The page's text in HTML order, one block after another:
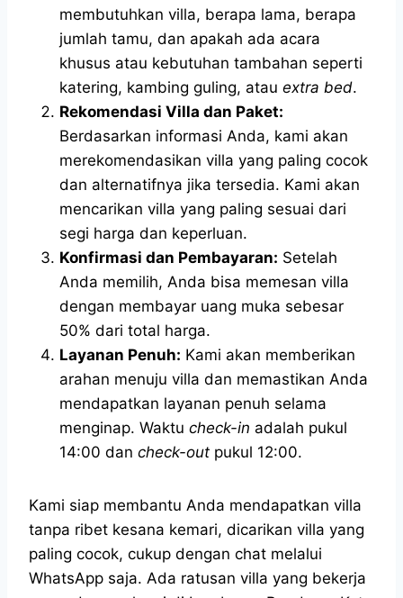
membutuhkan villa, berapa lama, berapa
jumlah tamu, dan apakah ada acara
khusus atau kebutuhan tambahan seperti
katering, kambing guling, atau extra bed.
Rekomendasi Villa dan Paket:
Berdasarkan informasi Anda, kami akan
merekomendasikan villa yang paling cocok
dan alternatifnya jika tersedia. Kami akan
mencarikan villa yang paling sesuai dari
segi harga dan keperluan.
Konfirmasi dan Pembayaran: Setelah
Anda memilih, Anda bisa memesan villa
dengan membayar uang muka sebesar
50% dari total harga.
Layanan Penuh: Kami akan memberikan
arahan menuju villa dan memastikan Anda
mendapatkan layanan penuh selama
menginap. Waktu check-in adalah pukul
14:00 dan check-out pukul 12:00.
Kami siap membantu Anda mendapatkan villa
tanpa ribet kesana kemari, dicarikan villa yang
paling cocok, cukup dengan chat melalui
WhatsApp saja. Ada ratusan villa yang bekerja